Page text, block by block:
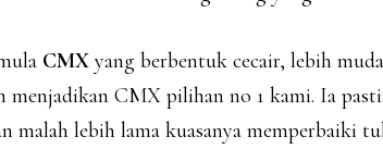
CMX yang berbentuk cecair, lebih
menjadikan CMX pilihan no 1 kami. Ia
malah lebih lama kuasanya memperbaiki